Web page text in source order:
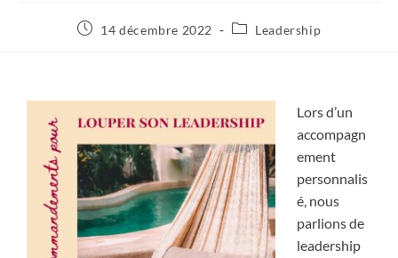
14 décembre 2022 Leadership
Lors d’un
accompagn
ement
personnalis
é, nous
parlions de
leadership